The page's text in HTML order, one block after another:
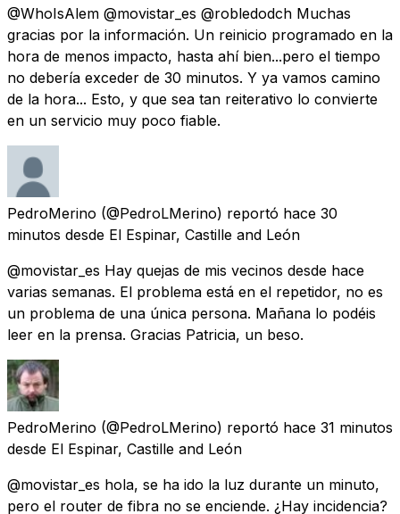
@WhoIsAlem @movistar_es @robledodch Muchas
gracias por la información. Un reinicio programado en la
hora de menos impacto, hasta ahí bien...pero el tiempo
no debería exceder de 30 minutos. Y ya vamos camino
de la hora... Esto, y que sea tan reiterativo lo convierte
en un servicio muy poco fiable.
PedroMerino (@PedroLMerino) reportó hace 30
minutos desde El Espinar, Castille and León
@movistar_es Hay quejas de mis vecinos desde hace
varias semanas. El problema está en el repetidor, no es
un problema de una única persona. Mañana lo podéis
leer en la prensa. Gracias Patricia, un beso.
PedroMerino (@PedroLMerino) reportó hace 31 minutos
desde El Espinar, Castille and León
@movistar_es hola, se ha ido la luz durante un minuto,
pero el router de fibra no se enciende. ¿Hay incidencia?